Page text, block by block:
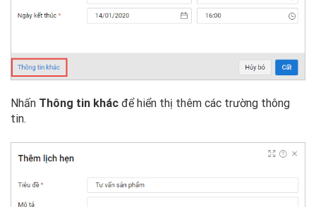
Nhấn Thông tin khác để hiển thị thêm các trường thông
tin.